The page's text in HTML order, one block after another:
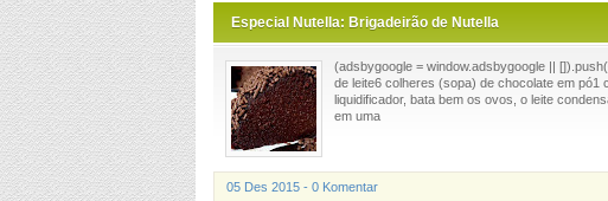
Especial Nutella: Brigadeirão de Nutella
(adsbygoogle = window.adsbygoogle ||
de leite6 colheres (sopa) de chocolate em pó1
liquidificador, bata bem os ovos, o leite
em uma
05 Des 2015 - 0 Komentar